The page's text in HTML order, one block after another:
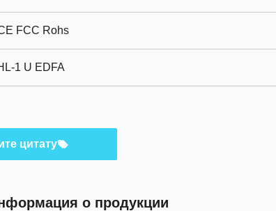
FCC Rohs
1 U EDFA
цитату
о продукции